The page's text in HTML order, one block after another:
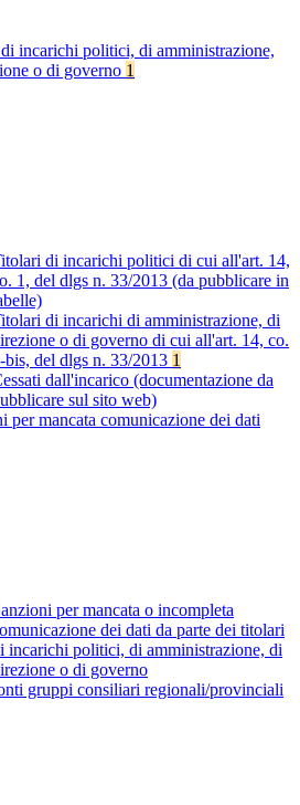
incarichi politici, di amministrazione,
o di governo 1
di incarichi politici di cui all'art. 14,
1, del dlgs n. 33/2013 (da pubblicare in
di incarichi di amministrazione, di
o di governo di cui all'art. 14, co.
bis, del dlgs n. 33/2013 1
dall'incarico (documentazione da
sul sito web)
per mancata comunicazione dei dati
per mancata o incompleta
dei dati da parte dei titolari
incarichi politici, di amministrazione, di
o di governo
gruppi consiliari regionali/provinciali